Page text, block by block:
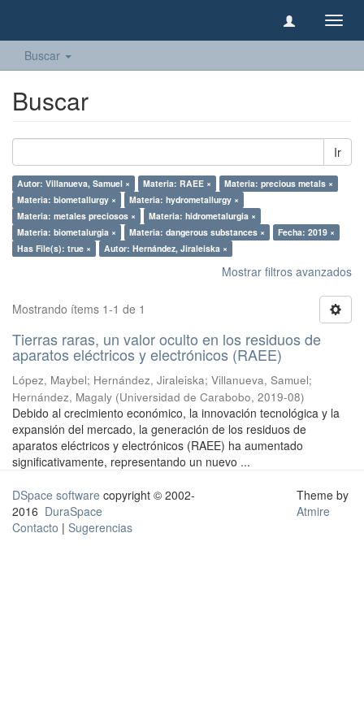
Buscar
Buscar
Ir
Autor: Villanueva, Samuel × Materia: RAEE ×
Materia: precious metals ×
Materia: biometallurgy ×
Materia: hydrometallurgy ×
Materia: metales preciosos ×
Materia: hidrometalurgia ×
Materia: biometalurgia ×
Materia: dangerous substances ×
Fecha: 2019 ×
Has File(s): true ×
Autor: Hernández, Jiraleiska ×
Mostrar filtros avanzados
Mostrando ítems 1-1 de 1
Tierras raras, un valor oculto en los residuos de
aparatos eléctricos y electrónicos (RAEE)
López, Maybel; Hernández, Jiraleiska; Villanueva, Samuel;
Hernández, Magaly (Universidad de Carabobo, 2019-08)
Debido al crecimiento económico, la innovación tecnológica y la
expansión del mercado, la generación de los residuos de
aparatos eléctricos y electrónicos (RAEE) ha aumentado
significativamente, representando un nuevo ...
DSpace software copyright © 2002-
2016 DuraSpace
Contacto | Sugerencias
Theme by
Atmire